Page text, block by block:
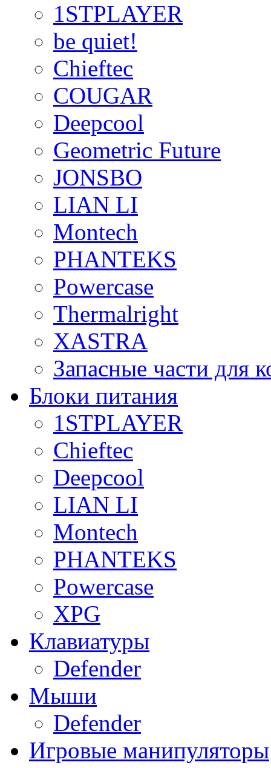
1STPLAYER
be quiet!
Chieftec
COUGAR
Deepcool
Geometric Future
JONSBO
LIAN LI
Montech
PHANTEKS
Powercase
Thermalright
XASTRA
Запасные части для
Блоки питания
1STPLAYER
Chieftec
Deepcool
LIAN LI
Montech
PHANTEKS
Powercase
XPG
Клавиатуры
Defender
Мыши
Defender
Игровые манипуляторы